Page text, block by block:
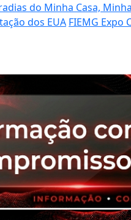
do Minha Casa,
dos EUA FIEMG Expo